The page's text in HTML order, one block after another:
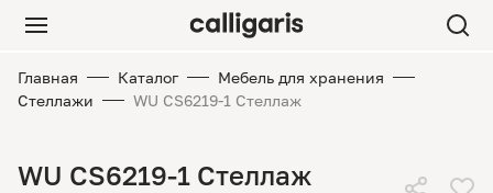
Главная Каталог
Мебель для хранения
Стеллажи
WU CS6219-1 Стеллаж
WU CS6219-1 Стеллаж